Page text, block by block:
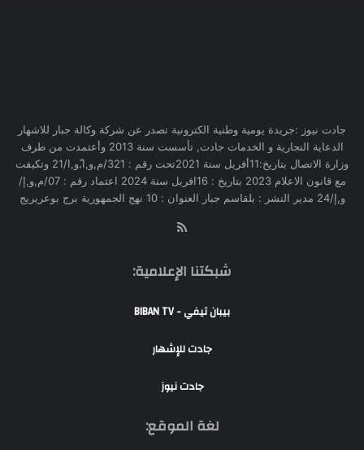
جادت نيوز :جريدة يومية وطنية الكترونية تصدر عن شركة وكالة جبار للاشهار
الدعاية التجارية و الخدمات جادت, تأسست سنة 2013 وأعتمدت من طرف
وزارة الاتصال بتاريخ:11أفريل سنة 2021تحت رقم : 321/م,و,ا,ّو,ا/21 وتكيفت
مع قانون الاعلام 2023 بتاريخ : 16افريل سنة 2024 اعتماد رقم : 07/م,و,إ/
و,إ/24 مدير النشر : بلقاسم جبار العنوان : 10 نهج الجمهورية برج بوعريريج
شبكتنا الإعلامية:
بيبان تيفي - BIBAN TV
جادت للإشهار
جادت نيوز
لغة الموقع: